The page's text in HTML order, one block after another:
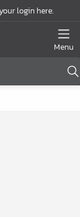
login here.
Menu